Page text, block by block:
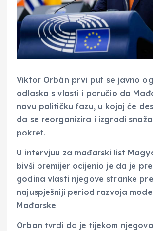
Viktor Orbán prvi put se javno
odlaska s vlasti i poručio da
novu političku fazu, u kojoj će
da se reorganizira i izgradi
pokret.
U intervjuu za mađarski list
bivši premijer ocijenio je da je
godina vlasti njegove stranke
najuspješniji period razvoja
Mađarske.
Orban tvrdi da je tijekom